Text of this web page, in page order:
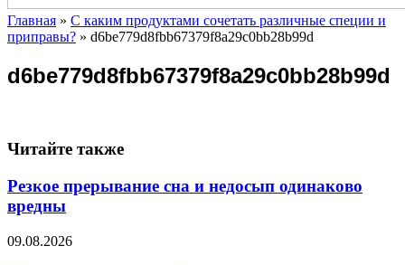
Главная » С каким продуктами сочетать различные специи и
приправы? » d6be779d8fbb67379f8a29c0bb28b99d
d6be779d8fbb67379f8a29c0bb28b99d
Читайте также
Резкое прерывание сна и недосып одинаково
вредны
09.08.2026